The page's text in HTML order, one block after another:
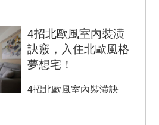
4招北歐風室內裝潢
訣竅，入住北歐風格
夢想宅！
4招北歐風室內裝潢訣
宅！ 室內裝潢的風格有